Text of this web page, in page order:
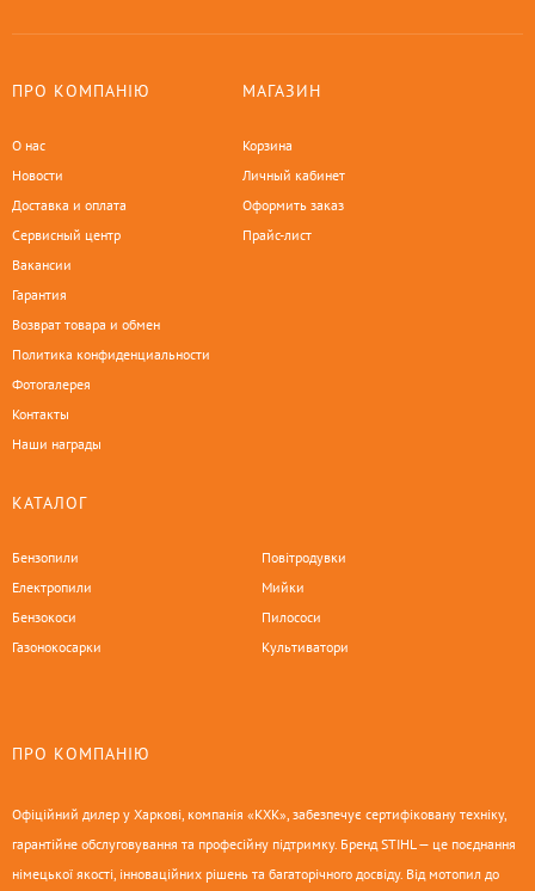
ПРО КОМПАНІЮ
О нас
Новости
Доставка и оплата
Сервисный центр
Вакансии
Гарантия
Возврат товара и обмен
Политика конфиденциальности
Фотогалерея
Контакты
Наши награды
МАГАЗИН
Корзина
Личный кабинет
Оформить заказ
Прайс-лист
КАТАЛОГ
Бензопили
Електропили
Бензокоси
Газонокосарки
Повітродувки
Мийки
Пилососи
Культиватори
ПРО КОМПАНІЮ
Офіційний дилер у Харкові, компанія «КХК», забезпечує сертифіковану техніку,
гарантійне обслуговування та професійну підтримку. Бренд STIHL — це поєднання
німецької якості, інноваційних рішень та багаторічного досвіду. Від мотопил до